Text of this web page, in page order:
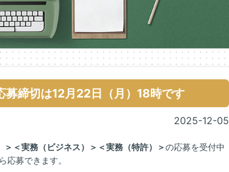
募締切は12月22日（月）18時です
2025-12-05
＞＜実務（ビジネス）＞＜実務（特許）＞の応募を受付中
応募できます。